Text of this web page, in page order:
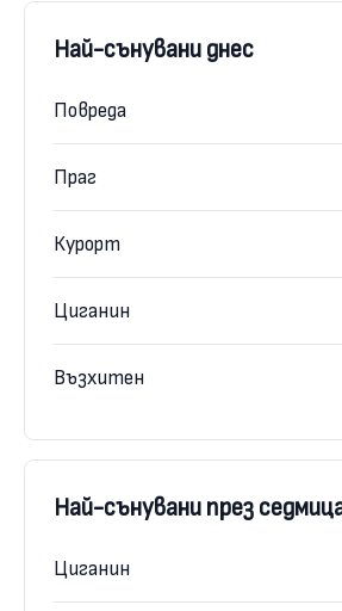
Най-сънувани днес
Повреда
Праг
Курорт
Циганин
Възхитен
Най-сънувани през
Циганин